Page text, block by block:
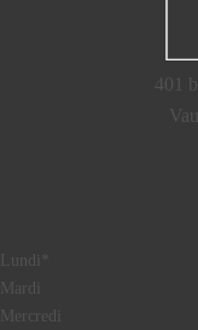
401
Lundi*
Mardi
Mercredi